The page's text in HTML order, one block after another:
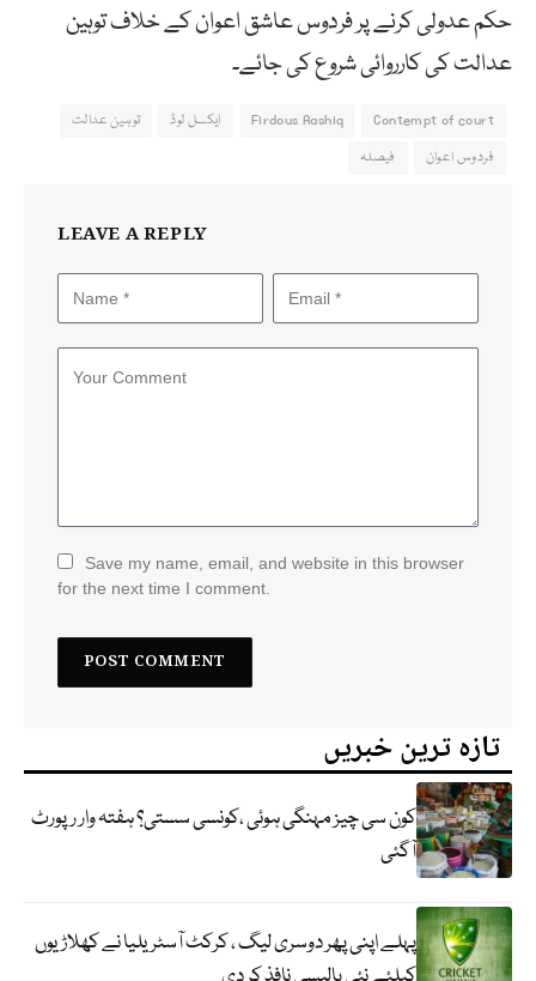
حکم عدولی کرنے پر فردوس عاشق اعوان کے خلاف توہین
عدالت کی کارروائی شروع کی جائے۔
Contempt of court
Firdous Aashiq ایکسل لوڈ
توہین عدالت
فردوس اعوان
فیصلہ
LEAVE A REPLY
Save my name, email, and website in this browser
for the next time I comment.
تازہ ترین خبریں
کون سی چیز مہنگی ہوئی ،کونسی سستی؟ ہفتہ وار رپورٹ
آگئی
پہلے اپنی پھر دوسری لیگ ، کرکٹ آسٹریلیا نے کھلاڑیوں